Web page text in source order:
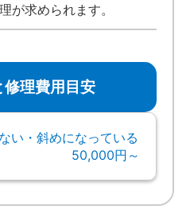
が求められます。
修理費用目安
い・斜めになっている
50,000円～